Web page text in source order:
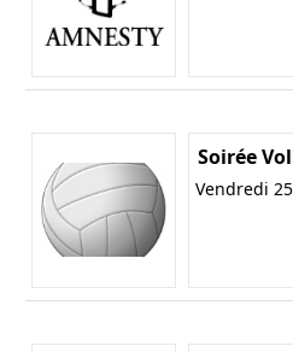
Soirée
Vendredi